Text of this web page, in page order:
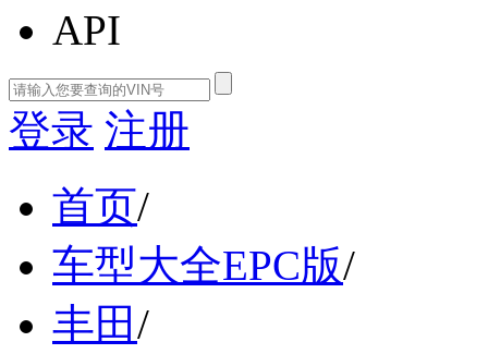
API
登录 注册
首页/
车型大全EPC版/
丰田 /